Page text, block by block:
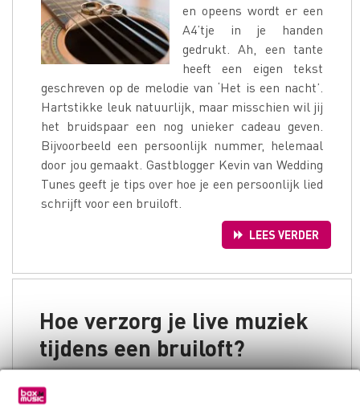
en opeens wordt er een
A4’tje in je handen
gedrukt. Ah, een tante
heeft een eigen tekst
geschreven op de melodie van ‘Het is een nacht’.
Hartstikke leuk natuurlijk, maar misschien wil jij
het bruidspaar een nog unieker cadeau geven.
Bijvoorbeeld een persoonlijk nummer, helemaal
door jou gemaakt. Gastblogger Kevin van Wedding
Tunes geeft je tips over hoe je een persoonlijk lied
schrijft voor een bruiloft.
LEES VERDER
Hoe verzorg je live muziek
tijdens een bruiloft?